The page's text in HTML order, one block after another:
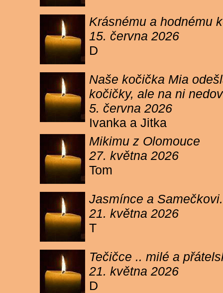
Krásnému a hodnému
15. června 2026
D
Naše kočička Mia
kočičky, ale na ni
5. června 2026
Ivanka a Jitka
Mikimu z Olomouce
27. května 2026
Tom
Jasmínce a
21. května 2026
T
Tečičce .. milé a
21. května 2026
D